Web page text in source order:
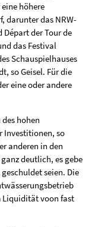
höhere
darunter das NRW-
Départ der Tour de
das Festival
Schauspielhauses
so Geisel. Für die
eine oder andere
hohen
Investitionen, so
anderen in den
deutlich, es gebe
seien. Die
Liquidität voon fast